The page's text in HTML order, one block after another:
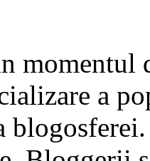
momentul
a